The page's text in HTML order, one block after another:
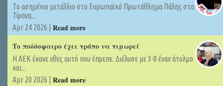
Tο ασημένιο μετάλλιο στο Ευρωπαϊκό Πρωτάθλημα Πάλης στα
Τίρανα...
Apr 24 2026 | Read more
Το ποδόσφαιρο έχει τρόπο να τιμωρεί
Η ΑΕΚ έκανε χθες αυτό που έπρεπε. Διέλυσε με 3-0 έναν άτολμο
και...
Apr 20 2026 | Read more